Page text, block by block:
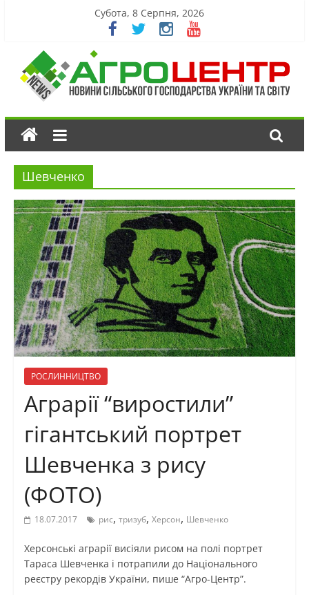
Субота, 8 Серпня, 2026
Шевченко
РОСЛИННИЦТВО
Аграрії “виростили”
гігантський портрет
Шевченка з рису
(ФОТО)
18.07.2017 рис, тризуб, Херсон, Шевченко
Херсонські аграрії висіяли рисом на полі портрет
Тараса Шевченка і потрапили до Національного
реєстру рекордів України, пише “Агро-Центр”.